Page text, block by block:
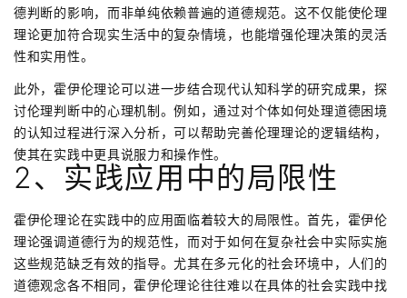
德判断的影响，而非单纯依赖普遍的道德规范。这不仅能使伦理
理论更加符合现实生活中的复杂情境，也能增强伦理决策的灵活
性和实用性。
此外，霍伊伦理论可以进一步结合现代认知科学的研究成果，探
讨伦理判断中的心理机制。例如，通过对个体如何处理道德困境
的认知过程进行深入分析，可以帮助完善伦理理论的逻辑结构，
使其在实践中更具说服力和操作性。
2、实践应用中的局限性
霍伊伦理论在实践中的应用面临着较大的局限性。首先，霍伊伦
理论强调道德行为的规范性，而对于如何在复杂社会中实际实施
这些规范缺乏有效的指导。尤其在多元化的社会环境中，人们的
道德观念各不相同，霍伊伦理论往往难以在具体的社会实践中找